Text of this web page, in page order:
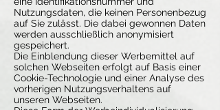
Nutzungsdaten, die keinen Personenbezug
auf Sie zulässt. Die dabei gewonnen Daten
werden ausschließlich anonymisiert
gespeichert.
Die Einblendung dieser Werbemittel auf
solchen Webseiten erfolgt auf Basis einer
Cookie-Technologie und einer Analyse des
vorherigen Nutzungsverhaltens auf
unseren Webseiten.